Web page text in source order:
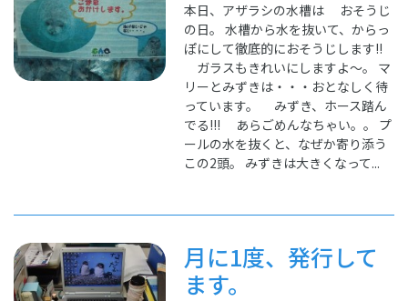
本日、アザラシの水槽は おそうじ
の日。 水槽から水を抜いて、からっ
ぽにして徹底的におそうじします!!
ガラスもきれいにしますよ～。 マ
リーとみずきは・・・おとなしく待
っています。 みずき、ホース踏ん
でる!!! あらごめんなちゃい。。 プ
ールの水を抜くと、なぜか寄り添う
この2頭。 みずきは大きくなって...
月に1度、発行して
ます。